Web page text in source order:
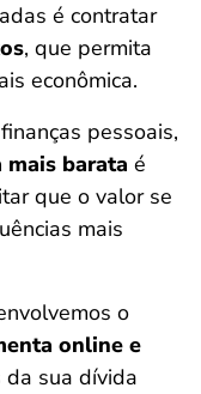
é contratar
, que permita
econômica.
pessoais,
barata é
que o valor se
mais
o
online e
da sua dívida